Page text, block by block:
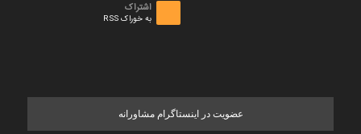
اشتراک
به خوراک RSS
عضویت در اینستاگرام مشاورانه